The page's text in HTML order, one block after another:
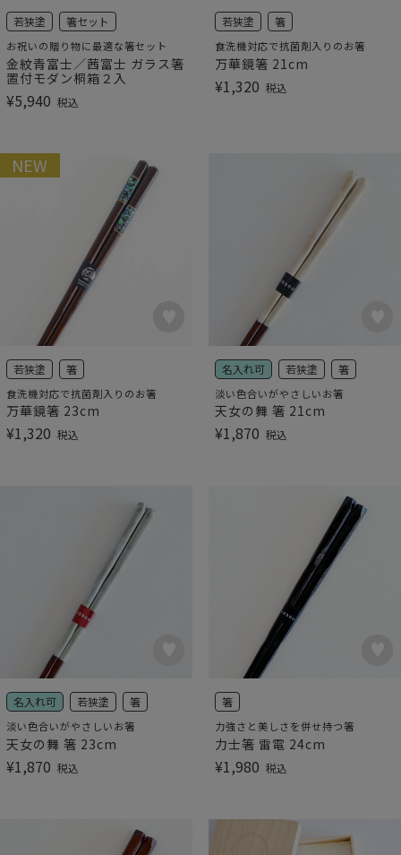
若狭塗 箸セット
お祝いの贈り物に最適な箸セット
金紋青富士／茜富士 ガラス箸
置付モダン桐箱２入
¥5,940 税込
若狭塗 箸
食洗機対応で抗菌剤入りのお箸
万華鏡箸 21cm
¥1,320 税込
NEW
若狭塗 箸
食洗機対応で抗菌剤入りのお箸
万華鏡箸 23cm
¥1,320 税込
名入れ可 若狭塗 箸
淡い色合いがやさしいお箸
天女の舞 箸 21cm
¥1,870 税込
名入れ可 若狭塗 箸
淡い色合いがやさしいお箸
天女の舞 箸 23cm
¥1,870 税込
箸
力強さと美しさを併せ持つ箸
力士箸 雷電 24cm
¥1,980 税込